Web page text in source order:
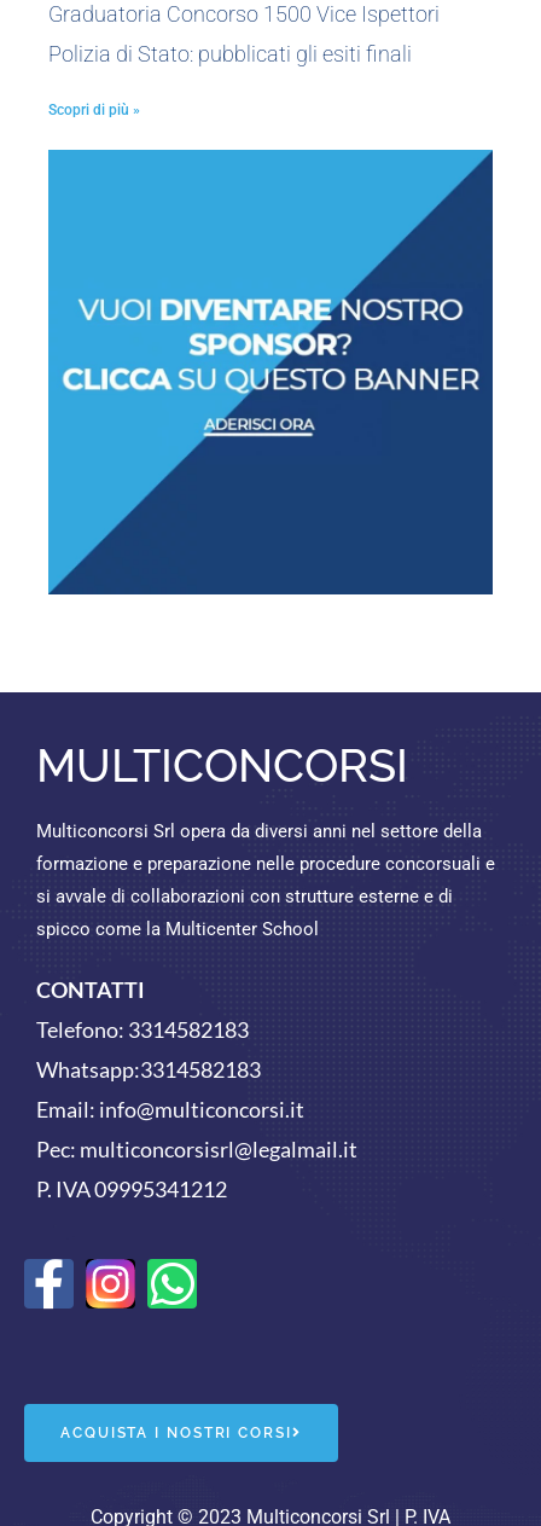
Graduatoria Concorso 1500 Vice Ispettori
Polizia di Stato: pubblicati gli esiti finali
Scopri di più »
MULTICONCORSI
Multiconcorsi Srl opera da diversi anni nel settore della
formazione e preparazione nelle procedure concorsuali e
si avvale di collaborazioni con strutture esterne e di
spicco come la Multicenter School
CONTATTI
Telefono: 3314582183
Whatsapp:3314582183
Email: info@multiconcorsi.it
Pec: multiconcorsisrl@legalmail.it
P. IVA 09995341212
F
e
b
W
t
s
ACQUISTA I NOSTRI CORSI
Copyright © 2023 Multiconcorsi Srl | P. IVA